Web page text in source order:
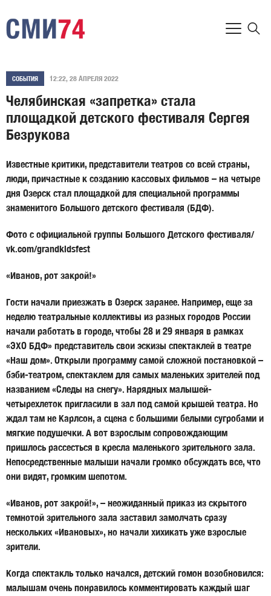
СОБЫТИЯ 12:22, 28 АПРЕЛЯ 2022
Челябинская «запретка» стала
площадкой детского фестиваля Сергея
Безрукова
Известные критики, представители театров со всей страны,
люди, причастные к созданию кассовых фильмов – на четыре
дня Озерск стал площадкой для специальной программы
знаменитого Большого детского фестиваля (БДФ).
Фото с официальной группы Большого Детского фестиваля/
vk.com/grandkidsfest
«Иванов, рот закрой!»
Гости начали приезжать в Озерск заранее. Например, еще за
неделю театральные коллективы из разных городов России
начали работать в городе, чтобы 28 и 29 января в рамках
«ЭХО БДФ» представитель свои эскизы спектаклей в театре
«Наш дом». Открыли программу самой сложной постановкой –
бэби-театром, спектаклем для самых маленьких зрителей под
названием «Следы на снегу». Нарядных малышей-
четырехлеток пригласили в зал под самой крышей театра. Но
ждал там не Карлсон, а сцена с большими белыми сугробами и
мягкие подушечки. А вот взрослым сопровождающим
пришлось рассесться в кресла маленького зрительного зала.
Непосредственные малыши начали громко обсуждать все, что
они видят, громким шепотом.
«Иванов, рот закрой!», – неожиданный приказ из скрытого
темнотой зрительного зала заставил замолчать сразу
нескольких «Ивановых», но начали хихикать уже взрослые
зрители.
Когда спектакль только начался, детский гомон возобновился:
малышам очень понравилось комментировать каждый шаг